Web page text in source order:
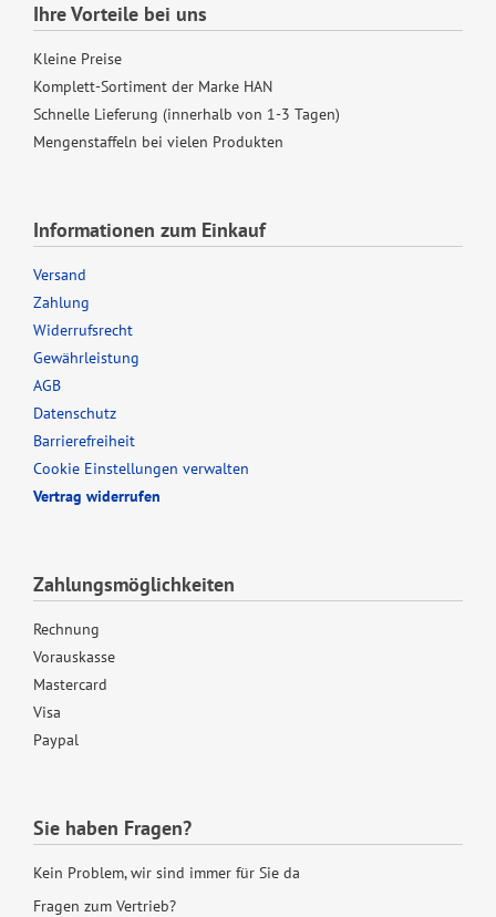
Ihre Vorteile bei uns
Kleine Preise
Komplett-Sortiment der Marke HAN
Schnelle Lieferung (innerhalb von 1-3 Tagen)
Mengenstaffeln bei vielen Produkten
Informationen zum Einkauf
Versand
Zahlung
Widerrufsrecht
Gewährleistung
AGB
Datenschutz
Barrierefreiheit
Cookie Einstellungen verwalten
Vertrag widerrufen
Zahlungsmöglichkeiten
Rechnung
Vorauskasse
Mastercard
Visa
Paypal
Sie haben Fragen?
Kein Problem, wir sind immer für Sie da
Fragen zum Vertrieb?